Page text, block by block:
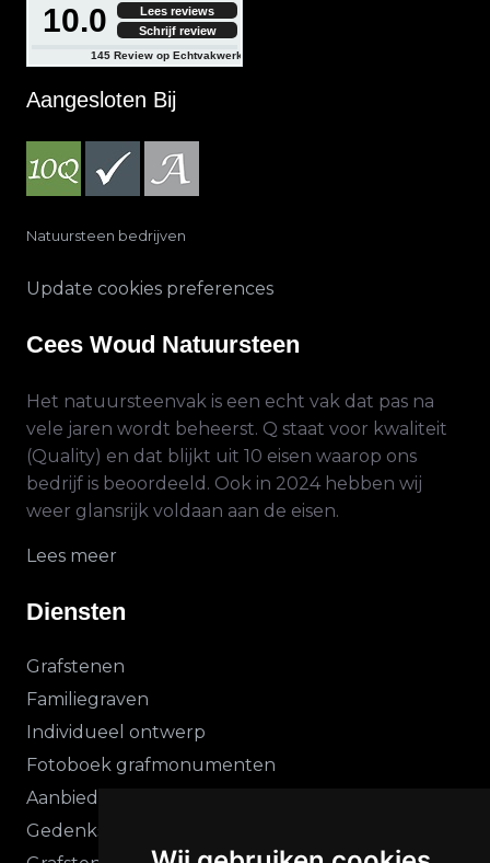
10.0
Lees reviews
Schrijf review
145 Review op Echtvakwerk
Aangesloten Bij
Natuursteen bedrijven
Update cookies preferences
Cees Woud Natuursteen
Het natuursteenvak is een echt vak dat pas na
vele jaren wordt beheerst. Q staat voor kwaliteit
(Quality) en dat blijkt uit 10 eisen waarop ons
bedrijf is beoordeeld. Ook in 2024 hebben wij
weer glansrijk voldaan aan de eisen.
Lees meer
Diensten
Grafstenen
Familiegraven
Individueel ontwerp
Fotoboek grafmonumenten
Aanbiedingen
Gedenkstenen vanaf Prijzen